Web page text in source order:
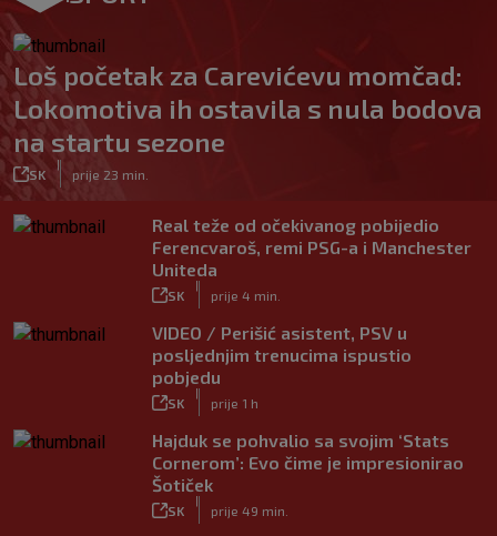
Loš početak za Carevićevu momčad:
Lokomotiva ih ostavila s nula bodova
na startu sezone
SK prije 23 min.
Real teže od očekivanog pobijedio
Ferencvaroš, remi PSG-a i Manchester
Uniteda
SK prije 4 min.
VIDEO / Perišić asistent, PSV u
posljednjim trenucima ispustio
pobjedu
SK prije 1 h
Hajduk se pohvalio sa svojim ‘Stats
Cornerom’: Evo čime je impresionirao
Šotiček
SK prije 49 min.